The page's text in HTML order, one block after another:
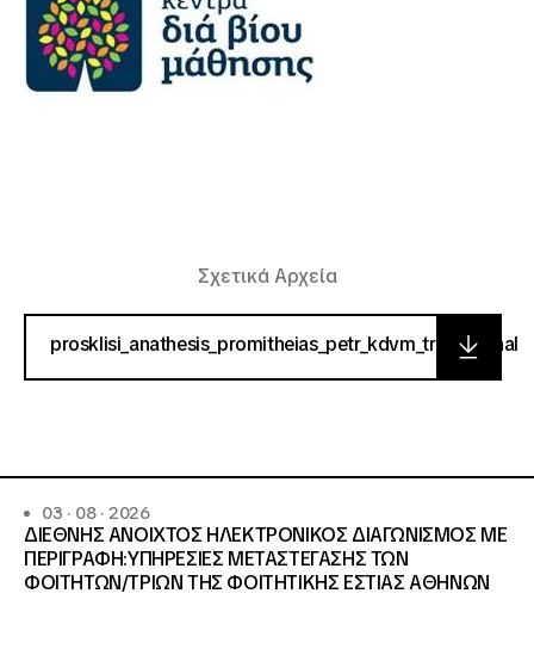
Σχετικά Αρχεία
prosklisi_anathesis_promitheias_petr_kdvm_trikala_final
03 · 08 · 2026
ΔΙΕΘΝΗΣ ΑΝΟΙΧΤΟΣ ΗΛΕΚΤΡΟΝΙΚΟΣ ΔΙΑΓΩΝΙΣΜΟΣ ΜΕ
ΠΕΡΙΓΡΑΦΗ:ΥΠΗΡΕΣΙΕΣ METAΣΤΕΓΑΣΗΣ ΤΩΝ
ΦΟΙΤΗΤΩΝ/ΤΡΙΩΝ ΤΗΣ ΦΟΙΤΗΤΙΚΗΣ ΕΣΤΙΑΣ ΑΘΗΝΩΝ